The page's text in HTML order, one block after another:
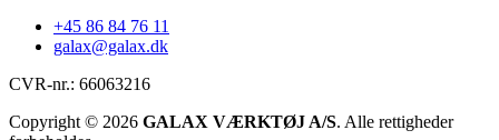
+45 86 84 76 11
galax@galax.dk
CVR-nr.: 66063216
Copyright © 2026 GALAX VÆRKTØJ A/S. Alle rettigheder